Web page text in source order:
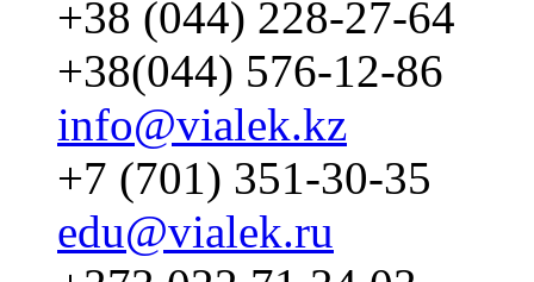
+38 (044) 228-27-64
+38(044) 576-12-86
info@vialek.kz
+7 (701) 351-30-35
edu@vialek.ru